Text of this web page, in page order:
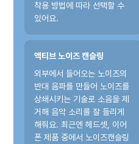
착용 방법에 따라 선택할 수
있어요.
액티브 노이즈 캔슬링
외부에서 들어오는 노이즈의
반대 음파를 만들어 노이즈를
상쇄시키는 기술로 소음을 제
거해 음악 소리를 잘 들리게
해줘요. 최근엔 헤드셋, 이어
폰 제품 중에서 노이즈캔슬링